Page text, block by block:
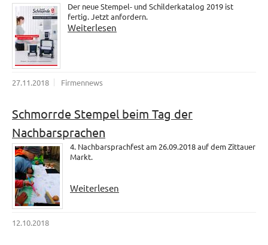
Der neue Stempel- und Schilderkatalog 2019 ist
fertig. Jetzt anfordern.
Weiterlesen
27.11.2018 Firmennews
Schmorrde Stempel beim Tag der
Nachbarsprachen
4. Nachbarsprachfest am 26.09.2018 auf dem Zittauer
Markt.
Weiterlesen
12.10.2018